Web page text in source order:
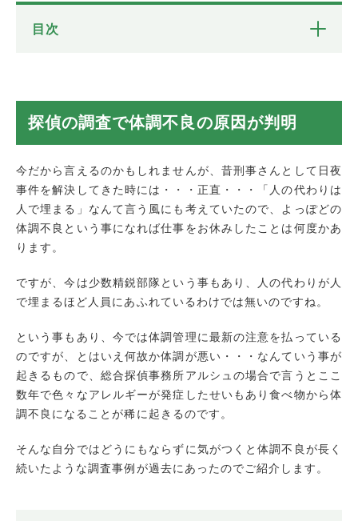
目次
体調不良の原因がわかり夫婦仲が復活
浮気調査以外もアルシュが調査します
迅速調査対応地域
探偵の調査で体調不良の原因が判明
今だから言えるのかもしれませんが、昔刑事さんとして日夜
事件を解決してきた時には・・・正直・・・「人の代わりは
人で埋まる」なんて言う風にも考えていたので、よっぽどの
体調不良という事になれば仕事をお休みしたことは何度かあ
ります。
ですが、今は少数精鋭部隊という事もあり、人の代わりが人
で埋まるほど人員にあふれているわけでは無いのですね。
という事もあり、今では体調管理に最新の注意を払っている
のですが、とはいえ何故か体調が悪い・・・なんていう事が
起きるもので、総合探偵事務所アルシュの場合で言うとここ
数年で色々なアレルギーが発症したせいもあり食べ物から体
調不良になることが稀に起きるのです。
そんな自分ではどうにもならずに気がつくと体調不良が長く
続いたような調査事例が過去にあったのでご紹介します。